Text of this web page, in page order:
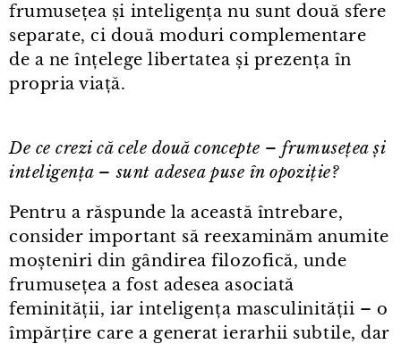
frumusețea și inteligența nu sunt două sfere
separate, ci două moduri complementare
de a ne înțelege libertatea și prezența în
propria viață.
De ce crezi că cele două concepte – frumusețea și
inteligența – sunt adesea puse în opoziție?
Pentru a răspunde la această întrebare,
consider important să reexaminăm anumite
moșteniri din gândirea filozofică, unde
frumusețea a fost adesea asociată
feminității, iar inteligența masculinității – o
împărțire care a generat ierarhii subtile, dar